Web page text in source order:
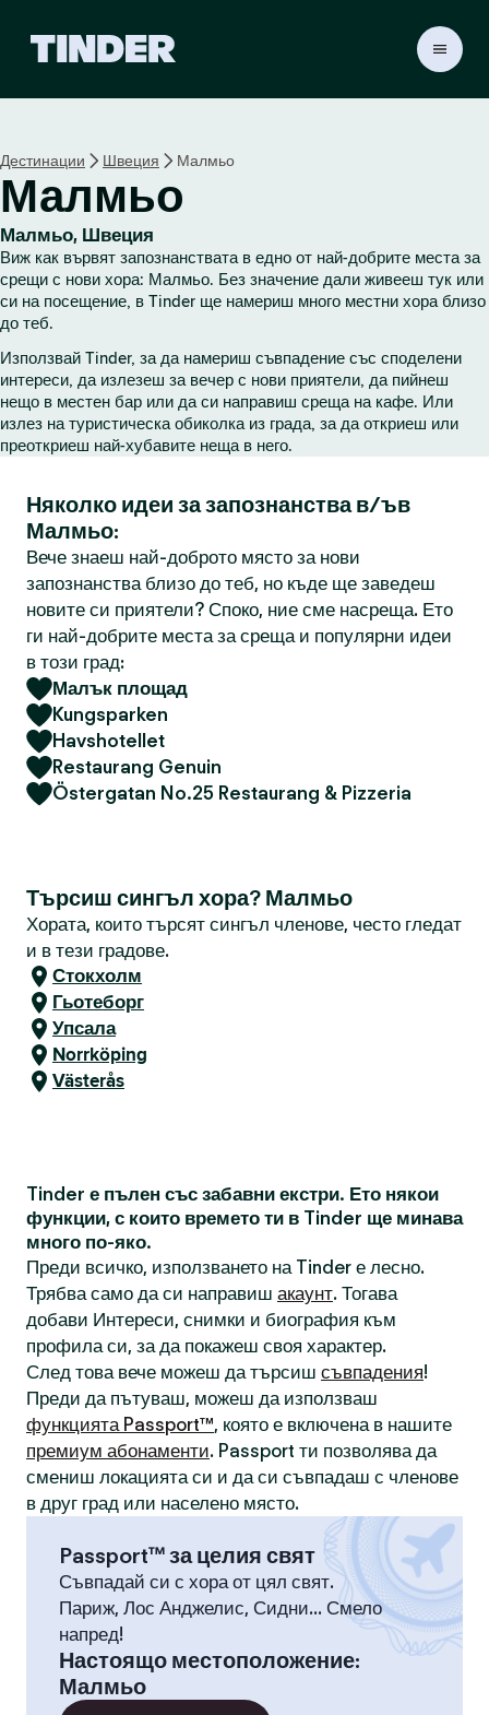
r
а
а
л
о
Дестинации Швеция Малмьо
Малмьо
Малмьо, Швеция
Виж как вървят запознанствата в едно от най-добрите места за
срещи с нови хора: Малмьо. Без значение дали живееш тук или
си на посещение, в Tinder ще намериш много местни хора близо
до теб.
Използвай Tinder, за да намериш съвпадение със споделени
интереси, да излезеш за вечер с нови приятели, да пийнеш
нещо в местен бар или да си направиш среща на кафе. Или
излез на туристическа обиколка из града, за да откриеш или
преоткриеш най-хубавите неща в него.
Няколко идеи за запознанства в/ъв
Малмьо:
Вече знаеш най-доброто място за нови
запознанства близо до теб, но къде ще заведеш
новите си приятели? Споко, ние сме насреща. Ето
ги най-добрите места за среща и популярни идеи
в този град:
Малък площад
Kungsparken
Havshotellet
Restaurang Genuin
Östergatan No.25 Restaurang & Pizzeria
Търсиш сингъл хора? Малмьо
Хората, които търсят сингъл членове, често гледат
и в тези градове.
Стокхолм
Гьотеборг
Упсала
Norrköping
Västerås
Tinder е пълен със забавни екстри. Ето някои
функции, с които времето ти в Tinder ще минава
много по-яко.
Преди всичко, използването на Tinder е лесно.
Трябва само да си направиш акаунт. Тогава
добави Интереси, снимки и биография към
профила си, за да покажеш своя характер.
След това вече можеш да търсиш съвпадения!
Преди да пътуваш, можеш да използваш
функцията Passport™, която е включена в нашите
премиум абонаменти. Passport ти позволява да
смениш локацията си и да си съвпадаш с членове
в друг град или населено място.
Passport™ за целия свят
Съвпадай си с хора от цял свят.
Париж, Лос Анджелис, Сидни... Смело
напред!
Настоящо местоположение:
Малмьо